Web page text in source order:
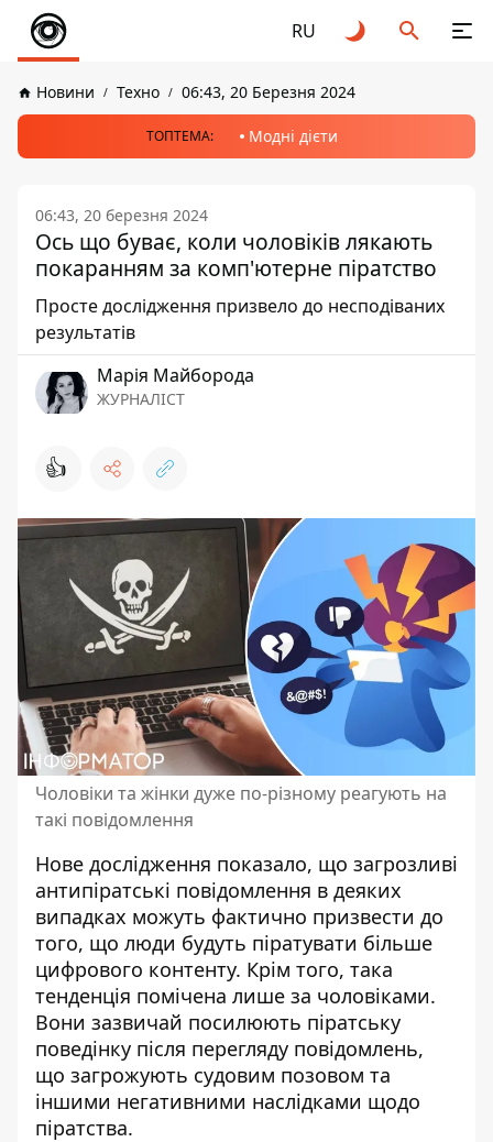
RU
Новини Техно 06:43, 20 Березня 2024
ТОПТЕМА: Модні дієти
06:43, 20 березня 2024
Ось що буває, коли чоловіків лякають
покаранням за комп'ютерне піратство
Просте дослідження призвело до несподіваних
результатів
Марія Майборода
ЖУРНАЛІСТ
👍
Чоловіки та жінки дуже по-різному реагують на
такі повідомлення
Нове дослідження показало, що загрозливі
антипіратські повідомлення в деяких
випадках можуть фактично призвести до
того, що люди будуть піратувати більше
цифрового контенту. Крім того, така
тенденція помічена лише за чоловіками.
Вони зазвичай посилюють піратську
поведінку після перегляду повідомлень,
що загрожують судовим позовом та
іншими негативними наслідками щодо
піратства.